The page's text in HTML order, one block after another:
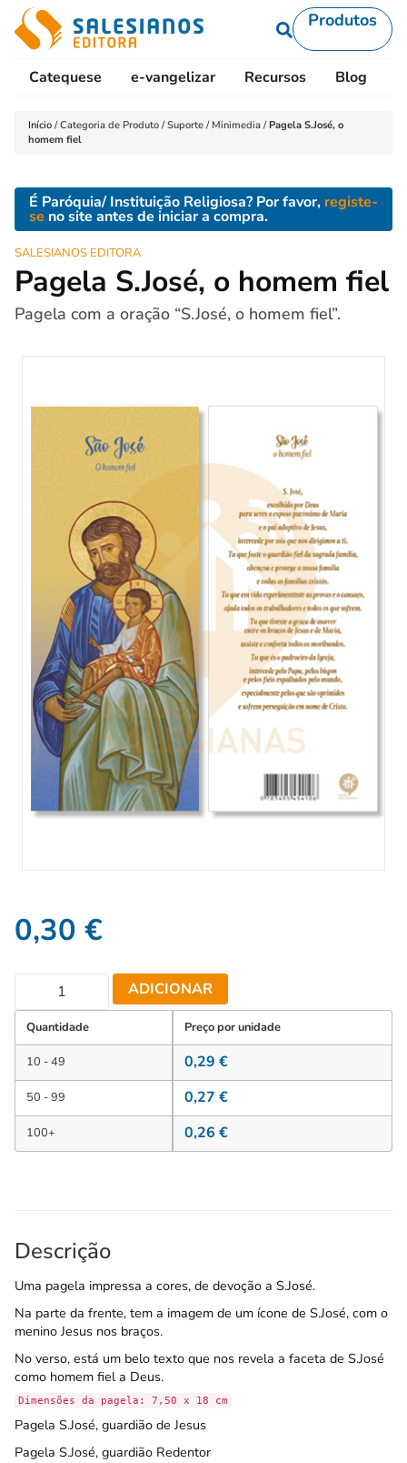
Produtos
Catequese e-vangelizar Recursos Blog
Início /Categoria de Produto /Suporte / Minimedia /Pagela S.José, o
homem fiel
É Paróquia/ Instituição Religiosa? Por favor, registe-
se no site antes de iniciar a compra.
SALESIANOS EDITORA
Pagela S.José, o homem fiel
Pagela com a oração “S.José, o homem fiel”.
0,30 €
ADICIONAR
Quantidade Preço por unidade
10 - 49 0,29 €
50 - 99 0,27 €
100+ 0,26 €
Descrição
Uma pagela impressa a cores, de devoção a S.José.
Na parte da frente, tem a imagem de um ícone de S.José, com o
menino Jesus nos braços.
No verso, está um belo texto que nos revela a faceta de S.José
como homem fiel a Deus.
Dimensões da pagela: 7,50 x 18 cm
Pagela S.José, guardião de Jesus
Pagela S.José, guardião Redentor